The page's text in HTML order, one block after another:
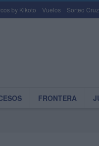
by Kikoto Vuelos Sorteo
FRONTERA